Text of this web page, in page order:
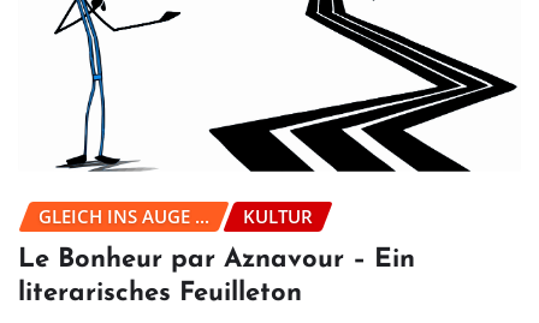
GLEICH INS AUGE ... KULTUR
Le Bonheur par Aznavour – Ein
literarisches Feuilleton